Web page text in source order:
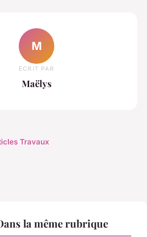
M
ECRIT PAR
Maëlys
Travaux
la même rubrique